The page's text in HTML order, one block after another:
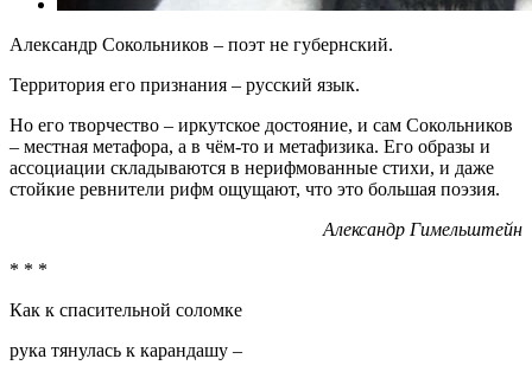
Александр Сокольников – поэт не губернский.
Территория его признания – русский язык.
Но его творчество – иркутское достояние, и сам Сокольников
– местная метафора, а в чём-то и метафизика. Его образы и
ассоциации складываются в нерифмованные стихи, и даже
стойкие ревнители рифм ощущают, что это большая поэзия.
Александр Гимельштейн
* * *
Как к спасительной соломке
рука тянулась к карандашу –